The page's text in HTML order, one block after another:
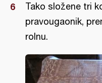
Tako složene tri
pravougaonik,
rolnu.